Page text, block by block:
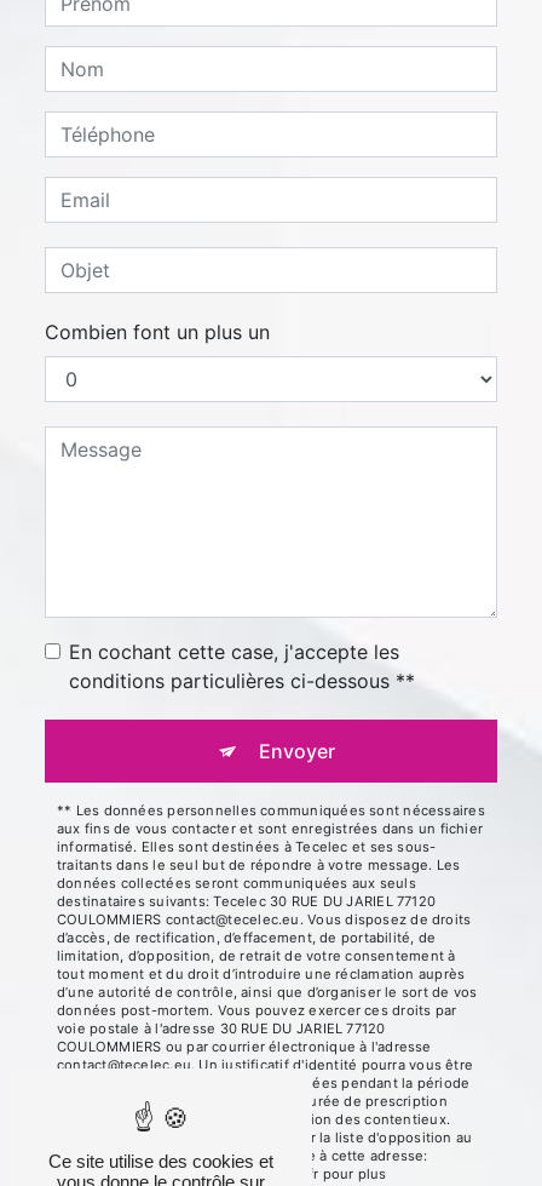
Combien font un plus un
En cochant cette case, j'accepte les
conditions particulières ci-dessous **
Envoyer
** Les données personnelles communiquées sont nécessaires
aux fins de vous contacter et sont enregistrées dans un fichier
informatisé. Elles sont destinées à Tecelec et ses sous-
traitants dans le seul but de répondre à votre message. Les
données collectées seront communiquées aux seuls
destinataires suivants: Tecelec 30 RUE DU JARIEL 77120
COULOMMIERS contact@tecelec.eu. Vous disposez de droits
d’accès, de rectification, d’effacement, de portabilité, de
limitation, d’opposition, de retrait de votre consentement à
tout moment et du droit d’introduire une réclamation auprès
d’une autorité de contrôle, ainsi que d’organiser le sort de vos
données post-mortem. Vous pouvez exercer ces droits par
voie postale à l'adresse 30 RUE DU JARIEL 77120
COULOMMIERS ou par courrier électronique à l'adresse
contact@tecelec.eu. Un justificatif d'identité pourra vous être
demandé. Nous conservons vos données pendant la période
de prise de contact puis pendant la durée de prescription
légale aux fins probatoires et de gestion des contentieux.
Vous avez le droit de vous inscrire sur la liste d'opposition au
démarchage téléphonique, disponible à cette adresse:
Bloctel.gouv.fr . Consultez le site cnil.fr pour plus
Ce site utilise des cookies et
vous donne le contrôle sur